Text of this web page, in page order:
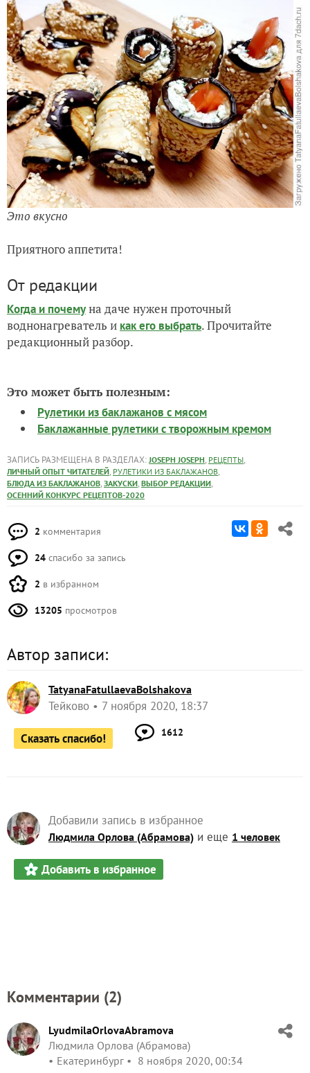
Это вкусно
Приятного аппетита!
От редакции
Когда и почемуна даче нужен проточный
воднонагреватель и как его выбрать. Прочитайте
редакционный разбор.
Это может быть полезным:
Рулетики из баклажанов с мясом
Баклажанные рулетики с творожным кремом
ЗАПИСЬ РАЗМЕЩЕНА В РАЗДЕЛАХ: JOSEPH JOSEPH, РЕЦЕПТЫ,
ЛИЧНЫЙ ОПЫТ ЧИТАТЕЛЕЙ, РУЛЕТИКИ ИЗ БАКЛАЖАНОВ,
БЛЮДА ИЗ БАКЛАЖАНОВ, ЗАКУСКИ, ВЫБОР РЕДАКЦИИ,
ОСЕННИЙ КОНКУРС РЕЦЕПТОВ-2020
2 комментария
24 спасибо за запись
2 в избранном
13205 просмотров
Автор записи:
TatyanaFatullaevaBolshakova
Тейково 7 ноября 2020, 18:37
Сказать спасибо! 1612
Добавили запись в избранное
Людмила Орлова (Абрамова) и еще 1 человек
Добавить в избранное
Комментарии (2)
LyudmilaOrlovaAbramova
Людмила Орлова (Абрамова)
Екатеринбург
8 ноября 2020, 00:34